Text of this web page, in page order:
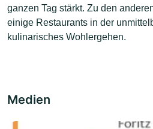
ganzen Tag stärkt. Zu den
einige Restaurants in der
kulinarisches Wohlergehen.
Medien